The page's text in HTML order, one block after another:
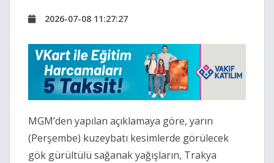
2026-07-08 11:27:27
MGM’den yapılan açıklamaya göre, yarın
(Perşembe) kuzeybatı kesimlerde görülecek
gök gürültülü sağanak yağışların, Trakya